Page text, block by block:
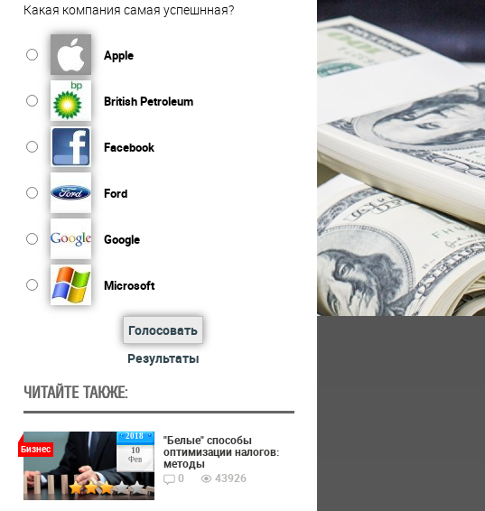
Какая компания самая успешнная?
Apple
British Petroleum
Facebook
Ford
Google
Microsoft
Голосовать
Результаты
ЧИТАЙТЕ ТАКЖЕ:
2018
10
Фев
Бизнес
"Белые" способы
оптимизации налогов:
методы
0
43926